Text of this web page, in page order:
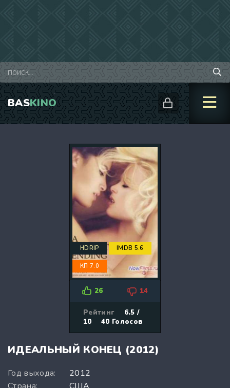
BASKINO
HDRIP IMDB 5.6
КП 7.0
26 14
Рейтинг
6.5 /
10
40 Голосов
ИДЕАЛЬНЫЙ КОНЕЦ (2012)
Год выхода:
2012